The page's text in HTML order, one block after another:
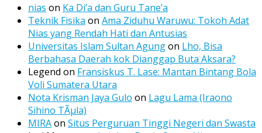
nias on Ka Di’a dan Guru Tane’a
Teknik Fisika on Ama Ziduhu Waruwu: Tokoh Adat
Nias yang Rendah Hati dan Antusias
Universitas Islam Sultan Agungon Lho, Bisa
Berbahasa Daerah kok Dianggap Buta Aksara?
Legend on Fransiskus T. Lase: Mantan Bintang Bola
Voli Sumatera Utara
Nota Krisman Jaya Gulo on Lagu Lama (Iraono
Sihino TÃµla)
MIRAon Situs Perguruan Tinggi Negeri dan Swasta